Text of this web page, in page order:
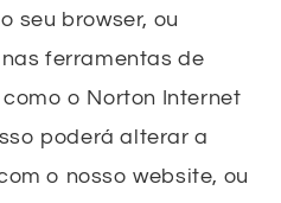
seu browser, ou
ferramentas de
o Norton Internet
poderá alterar a
o nosso website, ou